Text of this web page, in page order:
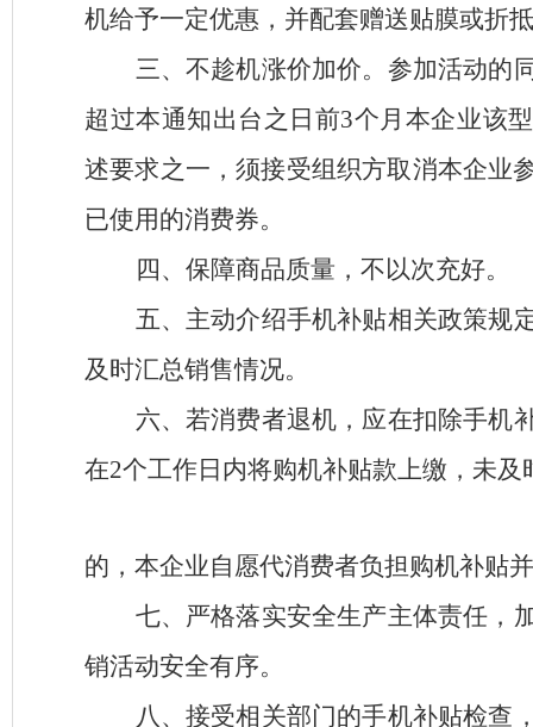
机给予一定优惠，并配套赠送贴膜或折
三、不趁机涨价加价。参加活动的
超过本通知出台之日前3个月本企业该
述要求之一，须接受组织方取消本企业
已使用的消费券。
四、保障商品质量，不以次充好。
五、主动介绍手机补贴相关政策规
及时汇总销售情况。
六、若消费者退机，应在扣除手机
在2个工作日内将购机补贴款上缴，未及
的，本企业自愿代消费者负担购机补贴
七、严格落实安全生产主体责任，
销活动安全有序。
八、接受相关部门的手机补贴检查